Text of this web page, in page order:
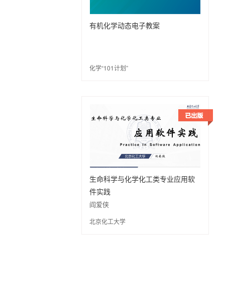
有机化学动态电子教案
化学“101计划”
生命科学与化学化工类专业应用软
件实践
阎爱侠
北京化工大学